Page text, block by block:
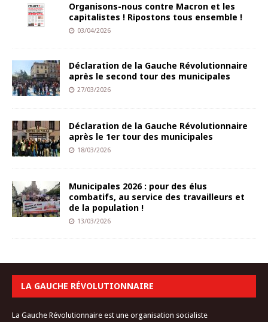
Organisons-nous contre Macron et les
capitalistes ! Ripostons tous ensemble !
03/04/2026
Déclaration de la Gauche Révolutionnaire
après le second tour des municipales
27/03/2026
Déclaration de la Gauche Révolutionnaire
après le 1er tour des municipales
18/03/2026
Municipales 2026 : pour des élus
combatifs, au service des travailleurs et
de la population !
13/03/2026
LA GAUCHE RÉVOLUTIONNAIRE
La Gauche Révolutionnaire est une organisation socialiste